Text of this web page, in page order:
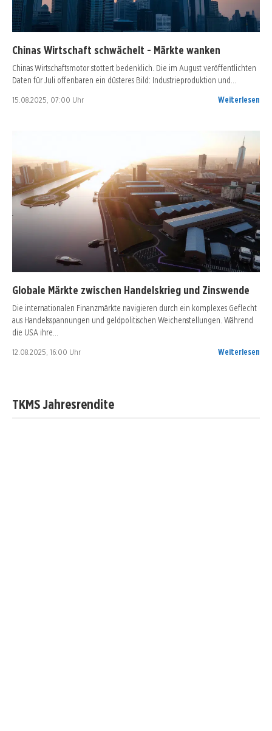
Chinas Wirtschaft schwächelt - Märkte wanken
Chinas Wirtschaftsmotor stottert bedenklich. Die im August veröffentlichten
Daten für Juli offenbaren ein düsteres Bild: Industrieproduktion und…
15.08.2025, 07:00 Uhr Weiterlesen
Globale Märkte zwischen Handelskrieg und Zinswende
Die internationalen Finanzmärkte navigieren durch ein komplexes Geflecht
aus Handelsspannungen und geldpolitischen Weichenstellungen. Während
die USA ihre…
12.08.2025, 16:00 Uhr Weiterlesen
TKMS Jahresrendite